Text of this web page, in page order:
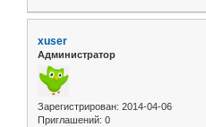
xuser
Администратор
Зарегистрирован: 2014-04-06
Приглашений: 0